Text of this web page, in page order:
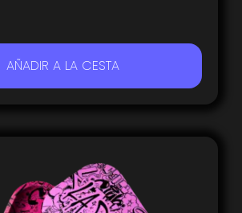
AÑADIR A LA CESTA